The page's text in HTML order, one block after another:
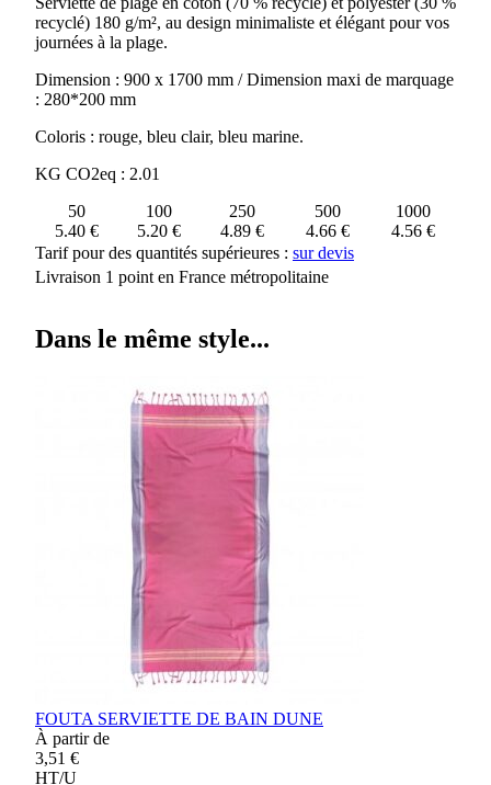
EN
COTON
RECYCLE
SARDENHA
recyclé) 180 g/m², au design minimaliste et élégant pour vos
journées à la plage.
Dimension : 900 x 1700 mm / Dimension maxi de marquage
: 280*200 mm
Coloris : rouge, bleu clair, bleu marine.
KG CO2eq : 2.01
50
100 250 500
1000
5.40 €
5.20 € 4.89 € 4.66 €
4.56 €
Tarif pour des quantités supérieures : sur devis
Livraison 1 point en France métropolitaine
Dans le même style...
FOUTA SERVIETTE DE BAIN DUNE
À partir de
3,51 €
HT/U